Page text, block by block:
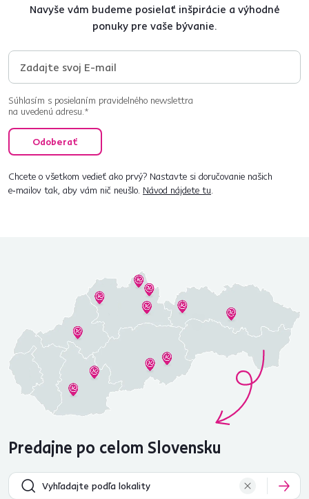
Navyše vám budeme posielať inšpirácie a výhodné
ponuky pre vaše bývanie.
Súhlasím s posielaním pravidelného newslettra
na uvedenú adresu.*
Odoberať
Chcete o všetkom vedieť ako prvý? Nastavte si doručovanie našich
e‑mailov tak, aby vám nič neušlo. Návod nájdete tu.
Predajne po celom Slovensku